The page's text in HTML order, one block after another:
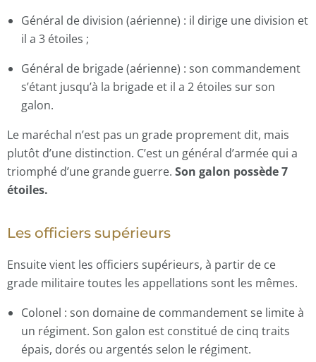
Général de division (aérienne) : il dirige une division et
il a 3 étoiles ;
Général de brigade (aérienne) : son commandement
s’étant jusqu’à la brigade et il a 2 étoiles sur son
galon.
Le maréchal n’est pas un grade proprement dit, mais
plutôt d’une distinction. C’est un général d’armée qui a
triomphé d’une grande guerre. Son galon possède 7
étoiles.
Les officiers supérieurs
Ensuite vient les officiers supérieurs, à partir de ce
grade militaire toutes les appellations sont les mêmes.
Colonel : son domaine de commandement se limite à
un régiment. Son galon est constitué de cinq traits
épais, dorés ou argentés selon le régiment.